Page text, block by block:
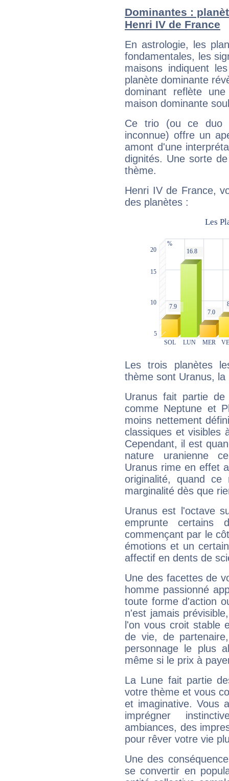
Dominantes :
Henri IV de France
En astrologie, les
fondamentales, les
maisons indiquent
planète dominante
dominant reflète
maison dominante
Ce trio (ou ce duo
inconnue) offre un
amont d'une
dignités. Une sorte
thème.
Henri IV de France,
des planètes :
Les trois planètes
thème sont Uranus,
Uranus fait partie
comme Neptune et
moins nettement
classiques et visibles
Cependant, il est
nature uranienne
Uranus rime en effet
originalité, quand ce
marginalité dès que
Uranus est l'octave
emprunte
commençant par le
émotions et un
affectif en dents de
Une des facettes de
homme passionné
toute forme d'action
n'est jamais
l'on vous croit stable
de vie, de
personnage le plus
même si le prix à
La Lune fait partie
votre thème et vous
et imaginative. Vous
imprégner
ambiances, des
pour rêver votre vie
Une des
se convertir en